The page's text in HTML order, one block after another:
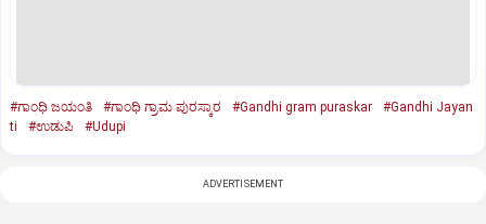
#ಗಾಂಧಿ ಜಯಂತಿ #ಗಾಂಧಿ ಗ್ರಾಮ ಪುರಸ್ಕಾರ #Gandhi gram puraskar
#Gandhi Jayan
ti
#ಉಡುಪಿ #Udupi
ADVERTISEMENT